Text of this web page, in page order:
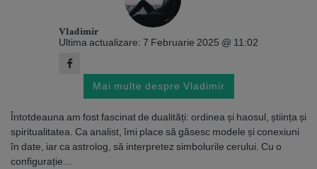
Vladimir
Ultima actualizare: 7 Februarie 2025 @ 11:02
Mai multe despre Vladimir
Întotdeauna am fost fascinat de dualități: ordinea și haosul, știința și
spiritualitatea. Ca analist, îmi place să găsesc modele și conexiuni
în date, iar ca astrolog, să interpretez simbolurile cerului. Cu o
configurație...